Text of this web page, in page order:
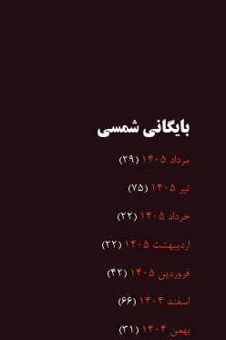
بایگانی شمسی
مرداد ۱۴۰۵ (۲۹)
تیر ۱۴۰۵ (۷۵)
خرداد ۱۴۰۵ (۲۲)
اردیبهشت ۱۴۰۵ (۲۲)
فروردین ۱۴۰۵ (۴۲)
اسفند ۱۴۰۴ (۶۶)
بهمن ۱۴۰۴ (۳۱)